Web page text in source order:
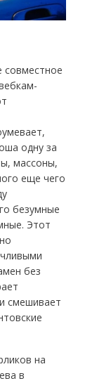
совместное
одну за
массоны,
еще чего
безумные
Этот
без
смешивает
на
в